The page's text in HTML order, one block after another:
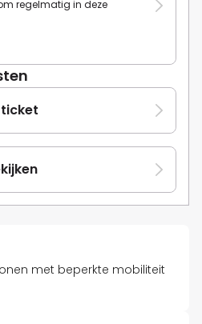
regelmatig in deze
met beperkte mobiliteit